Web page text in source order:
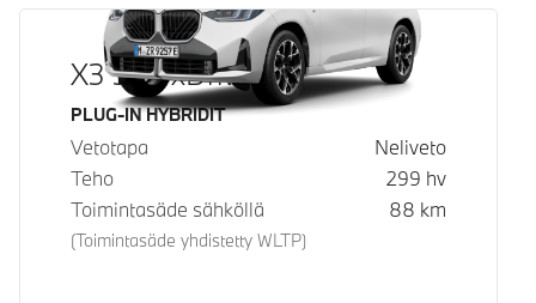
X3 30e xDrive
Käyttövoima
PLUG-IN HYBRIDIT
Vetotapa
Neliveto
Teho
299 hv
Toimintasäde sähköllä
(Toimintasäde yhdistetty WLTP)
88 km